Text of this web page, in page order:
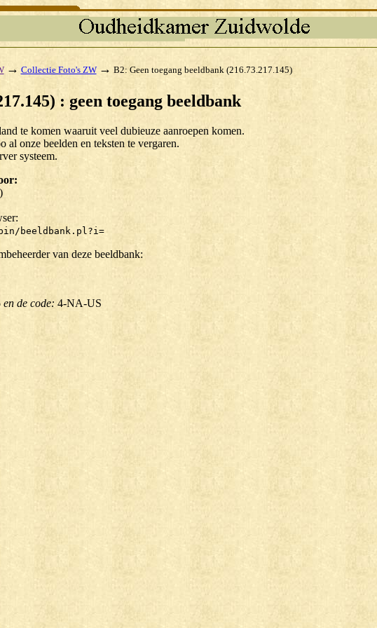
→ Collectie Foto's ZW → B2: Geen toegang beeldbank (216.73.217.145)
: geen toegang beeldbank
te komen waaruit veel dubieuze aanroepen komen.
onze beelden en teksten te vergaren.
systeem.
beeldbank.pl?i=
van deze beeldbank:
en de code: 4-NA-US